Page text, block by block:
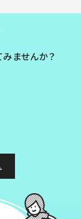
ませんか？